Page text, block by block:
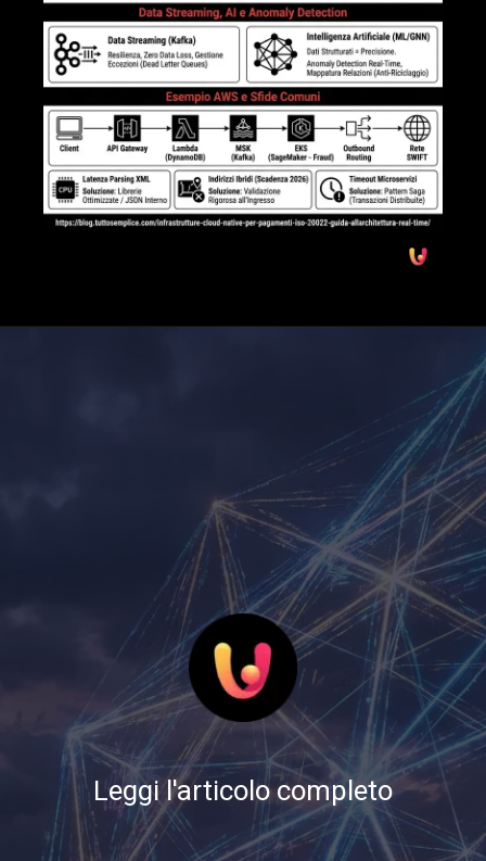
Leggi l'articolo completo